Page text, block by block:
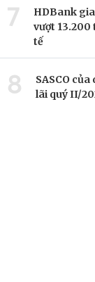
7
HDBank
vượt
tế
8
SASCO
lãi quý II/